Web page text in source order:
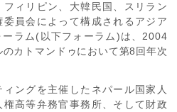
ィリピン、大韓民国、スリラン
員会によって構成されるアジア
ラム(以下フォーラム)は、2004
カトマンドゥにおいて第8回年次
ングを主催したネパール国家人
高等弁務官事務所、そして財政